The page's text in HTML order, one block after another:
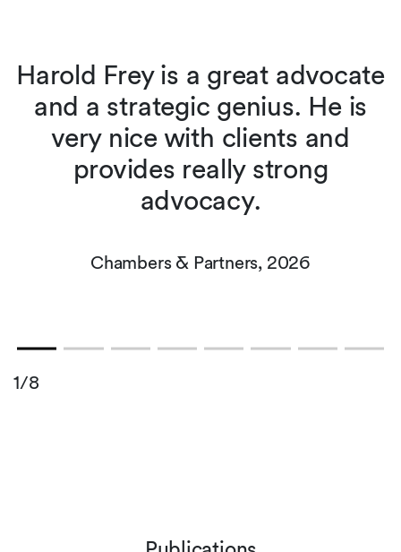
Harold Frey is a great advocate
and a strategic genius. He is
very nice with clients and
provides really strong
advocacy.
Chambers & Partners, 2026
1/8